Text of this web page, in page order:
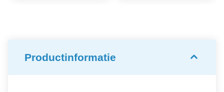
Productinformatie